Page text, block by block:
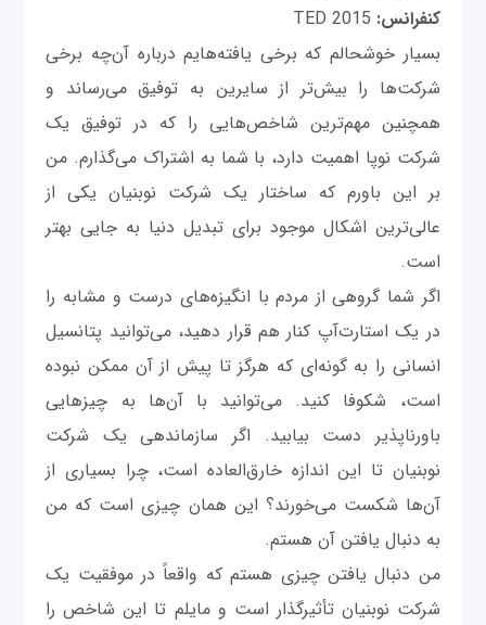
کنفرانس:
بسیار خوشحالم که برخی یافته‌هایم درباره آن‌چه برخی
شرکت‌ها را بیش‌تر از سایرین به توفیق می‌رساند و
همچنین مهم‌ترین شاخص‌هایی را که در توفیق یک
شرکت نوپا اهمیت دارد، با شما به اشتراک می‌گذارم. من
بر این باورم که ساختار یک شرکت نوبنیان یکی از
عالی‌ترین اشکال موجود برای تبدیل دنیا به جایی بهتر
است.
اگر شما گروهی از مردم با انگیزه‌های درست و مشابه را
در یک استارت‌آپ کنار هم قرار دهید، می‌توانید پتانسیل
انسانی را به ‌گونه‌ای که هرگز تا پیش از آن ممکن نبوده
است، شکوفا کنید. می‌توانید با آن‌ها به چیزهایی
باورناپذیر دست بیابید. اگر سازماندهی یک شرکت
نوبنیان تا این اندازه خارق‌العاده است، چرا بسیاری از
آن‌ها شکست می‌خورند؟ این همان چیزی است که من
به دنبال یافتن آن هستم.
من ‌دنبال یافتن چیزی هستم که واقعاً در موفقیت یک
شرکت نوبنیان تأثیرگذار است و مایلم تا این شاخص را